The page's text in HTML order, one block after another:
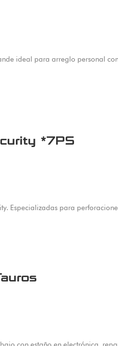
ideal para arreglo personal
*7PS
Especializadas para